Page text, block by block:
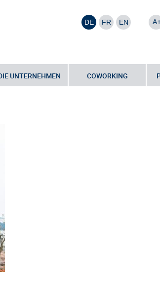
DE FR EN
UNTERNEHMEN COWORKING
einzigartigem Innovationszentrum •Spatenstich